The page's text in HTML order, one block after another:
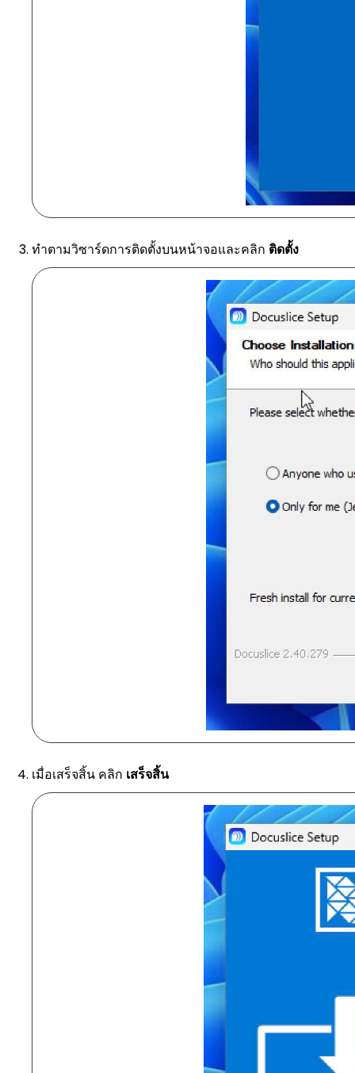
ทำตามวิซาร์ดการติดตั้งบนหน้าจอและคลิก ติดตั้ง
เมื่อเสร็จสิ้น คลิก เสร็จสิ้น